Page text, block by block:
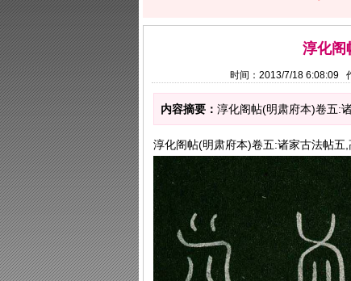
淳化阁
时间：2013/7/18 6:08:09
内容摘要： 淳化阁帖(明肃府本)卷五:
淳化阁帖(明肃府本)卷五:诸家古法帖五